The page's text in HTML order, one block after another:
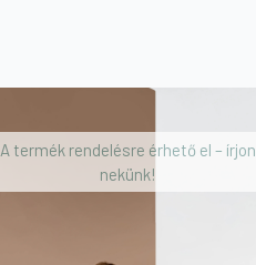
A termék rendelésre érhető el – írjon
nekünk!